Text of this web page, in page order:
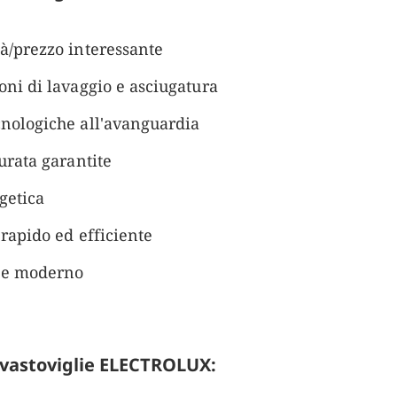
prezzo interessante
di lavaggio e asciugatura
all'avanguardia
garantite
ed efficiente
moderno
ELECTROLUX: